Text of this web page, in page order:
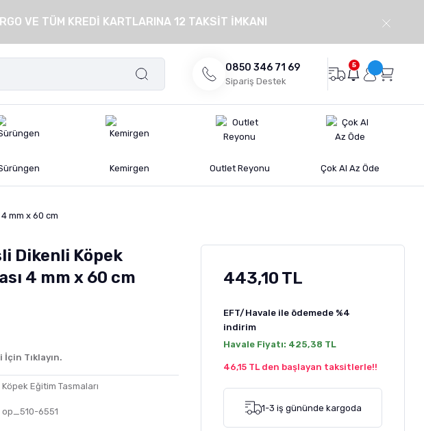
VE TÜM KREDİ KARTLARINA 12 TAKSİT İMKANI
0850 346 71 69
Sipariş Destek
5
Kemirgen Outlet Reyonu Çok Al Az Öde
mm x 60 cm
Dikenli Köpek
4 mm x 60 cm
Tıklayın.
Köpek Eğitim Tasmaları
op_510-6551
443,10 TL
EFT/Havale ile ödemede %4
indirim
Havale Fiyatı: 425,38 TL
46,15 TL den başlayan taksitlerle!!
1-3 iş gününde kargoda